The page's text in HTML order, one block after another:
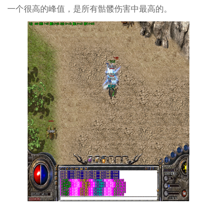
一个很高的峰值，是所有骷髅伤害中最高的。